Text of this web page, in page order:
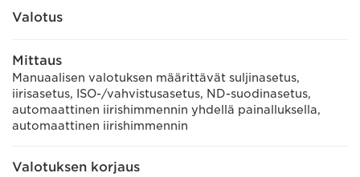
Valotus
Mittaus
Manuaalisen valotuksen määrittävät suljinasetus,
iirisasetus, ISO-/vahvistusasetus, ND-suodinasetus,
automaattinen iirishimmennin yhdellä painalluksella,
automaattinen iirishimmennin
Valotuksen korjaus